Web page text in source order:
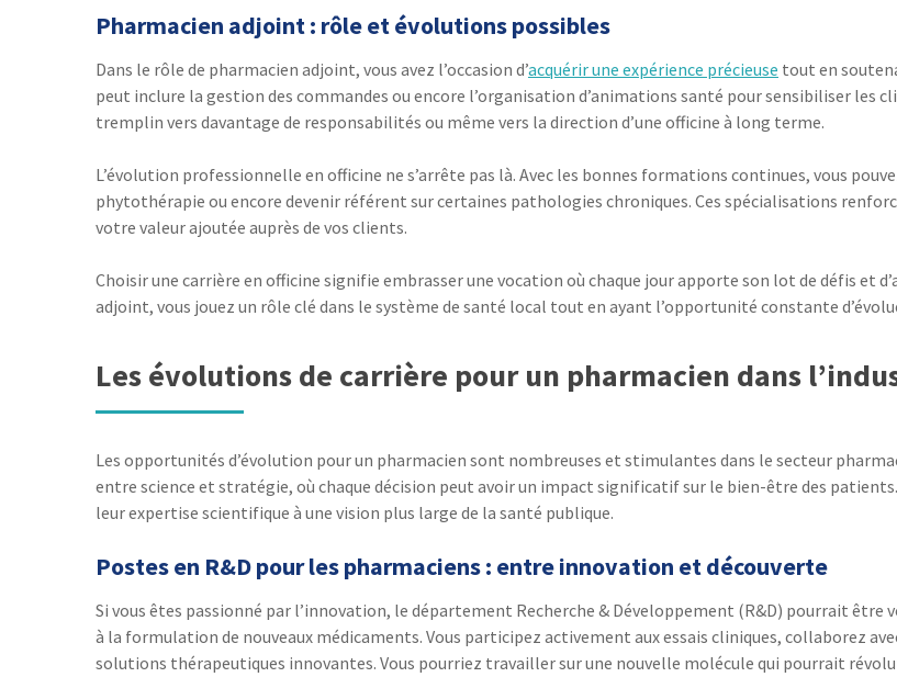
Pharmacien adjoint : rôle et évolutions possibles
Dans le rôle de pharmacien adjoint, vous avez l’occasion d’acquérir une expérience précieuse tout en
peut inclure la gestion des commandes ou encore l’organisation d’animations santé pour sensibiliser les
tremplin vers davantage de responsabilités ou même vers la direction d’une officine à long terme.
L’évolution professionnelle en officine ne s’arrête pas là. Avec les bonnes formations continues, vous
phytothérapie ou encore devenir référent sur certaines pathologies chroniques. Ces spécialisations
votre valeur ajoutée auprès de vos clients.
Choisir une carrière en officine signifie embrasser une vocation où chaque jour apporte son lot de défis et
adjoint, vous jouez un rôle clé dans le système de santé local tout en ayant l’opportunité constante
Les évolutions de carrière pour un pharmacien dans
Les opportunités d’évolution pour un pharmacien sont nombreuses et stimulantes dans le secteur
entre science et stratégie, où chaque décision peut avoir un impact significatif sur le bien-être des
leur expertise scientifique à une vision plus large de la santé publique.
Postes en R&D pour les pharmaciens : entre innovation et découverte
Si vous êtes passionné par l’innovation, le département Recherche & Développement (R&D) pourrait
à la formulation de nouveaux médicaments. Vous participez activement aux essais cliniques, collaborez
solutions thérapeutiques innovantes. Vous pourriez travailler sur une nouvelle molécule qui pourrait